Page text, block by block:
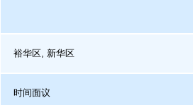
裕华区, 新华区
时间面议